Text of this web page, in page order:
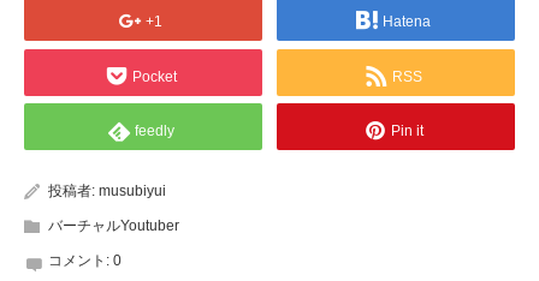
+1 Hatena
Pocket RSS
feedly Pin it
投稿者: musubiyui
バーチャルYoutuber
コメント: 0